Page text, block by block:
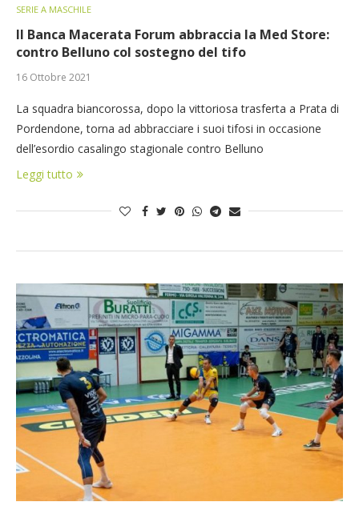
SERIE A MASCHILE
Il Banca Macerata Forum abbraccia la Med Store:
contro Belluno col sostegno del tifo
16 Ottobre 2021
La squadra biancorossa, dopo la vittoriosa trasferta a Prata di
Pordendone, torna ad abbracciare i suoi tifosi in occasione
dell’esordio casalingo stagionale contro Belluno
Leggi tutto